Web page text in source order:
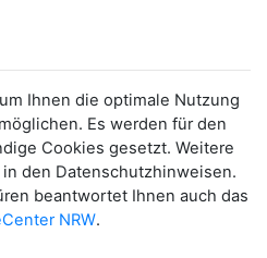
Ihnen die optimale Nutzung
Es werden für den
Cookies gesetzt. Weitere
den Datenschutzhinweisen.
beantwortet Ihnen auch das
NRW.